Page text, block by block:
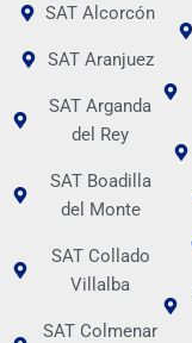
SAT Alcorcón
SAT Aranjuez
SAT Arganda
del Rey
SAT Boadilla
del Monte
SAT Collado
Villalba
SAT Colmenar